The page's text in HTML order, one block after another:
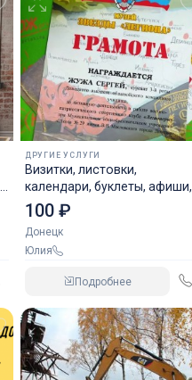
ДРУГИЕ УСЛУГИ
Визитки, листовки,
календари, буклеты, афиши,
брошюры, методички
100 ₽
Донецк
Юлия
Подробнее